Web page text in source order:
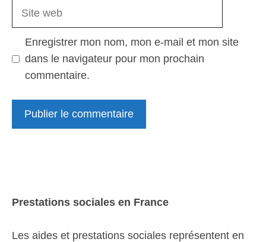
Site
Enregistrer mon nom, mon e-mail et mon site
dans le navigateur pour mon prochain
commentaire.
Prestations sociales en France
Les aides et prestations sociales représentent en